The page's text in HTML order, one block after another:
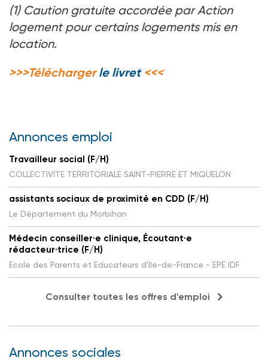
(1) Caution gratuite accordée par Action
logement pour certains logements mis en
location.
>>>Téléchargerle livret<<<
Annonces emploi
Travailleur social (F/H)
COLLECTIVITE TERRITORIALE SAINT-PIERRE ET MIQUELON
assistants sociaux de proximité en CDD (F/H)
Le Département du Morbihan
Médecin conseiller·e clinique, Écoutant·e
rédacteur·trice (F/H)
Ecole des Parents et Educateurs d'Ile-de-France - EPE IDF
Consulter toutes les offres d'emploi
Annonces sociales